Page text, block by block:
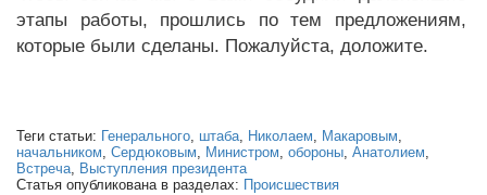
этапы работы, прошлись по тем предложениям,
которые были сделаны. Пожалуйста, доложите.
Теги статьи: Генерального, штаба, Николаем, Макаровым,
начальником, Сердюковым, Министром, обороны, Анатолием,
Встреча, Выступления президента
Статья опубликована в разделах: Происшествия